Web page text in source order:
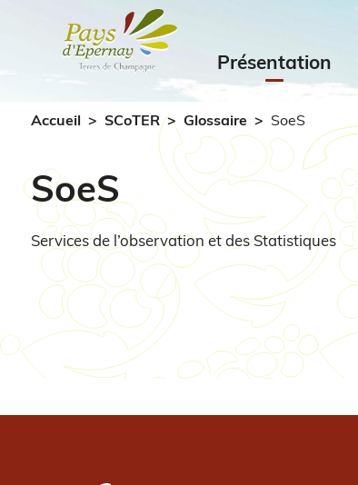
Présentation
Accueil SCoTER Glossaire SoeS
SoeS
Services de l’observation et des Statistiques